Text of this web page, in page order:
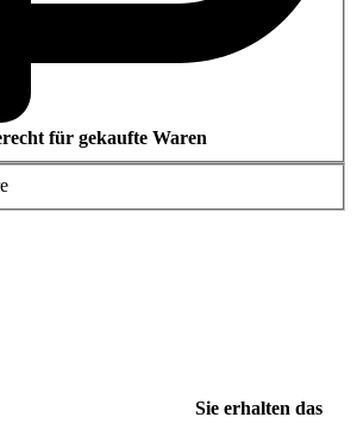
für gekaufte Waren
Sie erhalten das